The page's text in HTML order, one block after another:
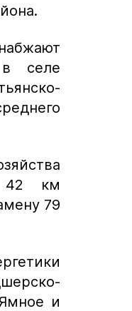
в селе
42 км
79
и